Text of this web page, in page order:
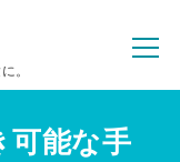
。
可能な手